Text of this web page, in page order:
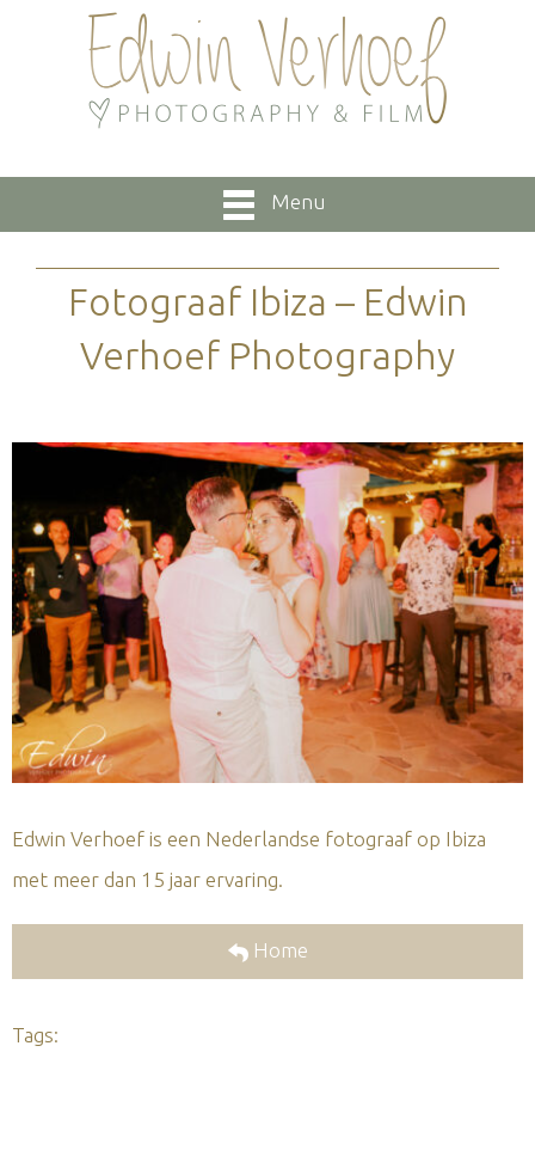
Menu
Fotograaf Ibiza – Edwin
Verhoef Photography
Edwin Verhoef is een Nederlandse fotograaf op Ibiza
met meer dan 15 jaar ervaring.
Home
Tags: